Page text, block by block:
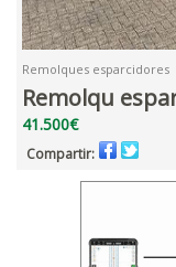
Remolques esparcidores
Remolqu
41.500€
Compartir: